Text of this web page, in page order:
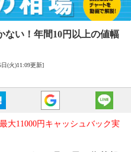
ない！ 年間10円以上の値幅
日(火)11:09更新]
最大11000円キャッシュバック実